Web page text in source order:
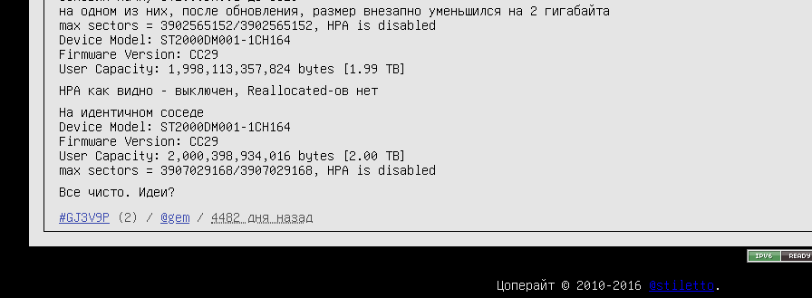
на одном из них, после обновления, размер внезапно уменьшился на 2 гигабайта
max sectors = 3902565152/3902565152, HPA is disabled
Device Model: ST2000DM001-1CH164
Firmware Version: CC29
User Capacity: 1,998,113,357,824 bytes [1.99 TB]
HPA как видно - выключен, Reallocated-ов нет
На идентичном соседе
Device Model: ST2000DM001-1CH164
Firmware Version: CC29
User Capacity: 2,000,398,934,016 bytes [2.00 TB]
max sectors = 3907029168/3907029168, HPA is disabled
Все чисто. Идеи?
#GJ3V9P
(2) / @gem / 4482 дня назад
Цоперайт © 2010-2016 @stiletto